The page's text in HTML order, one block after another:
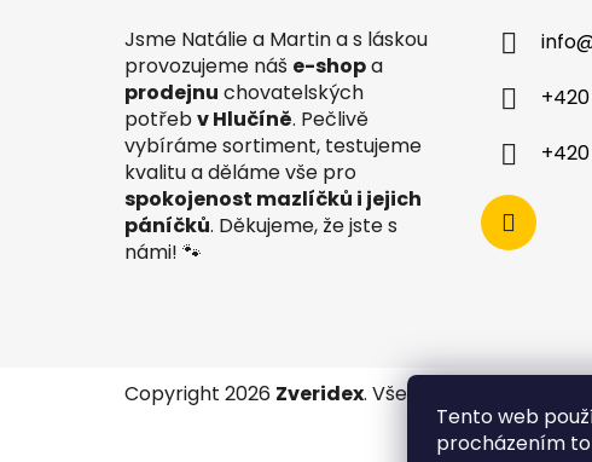
Tento web
procházením
Jsme Natálie a Martin a s láskou
provozujeme náš e-shopa
prodejnu chovatelských
potřebv Hlučíně. Pečlivě
vybíráme sortiment, testujeme
kvalitu a děláme vše pro
spokojenost mazlíčků i jejich
páníčků. Děkujeme, že jste s
námi! 🐾
info
Copyright 2026 Zveridex. Všechna práva